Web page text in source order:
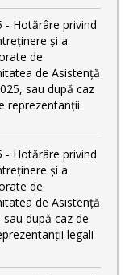
- Hotărâre privind
și a
de
de Asistență
sau după caz
reprezentanții
- Hotărâre privind
și a
de
de Asistență
după caz de
legali